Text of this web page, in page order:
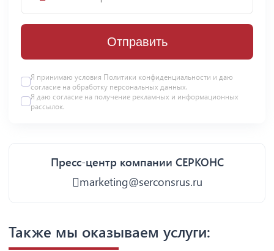
Отправить
Я принимаю условия Политики конфиденциальности и даю
согласие на обработку персональных данных.
Я даю согласие на получение рекламных и информационных
рассылок.
Пресс-центр компании СЕРКОНС
marketing@serconsrus.ru
Также мы оказываем услуги: